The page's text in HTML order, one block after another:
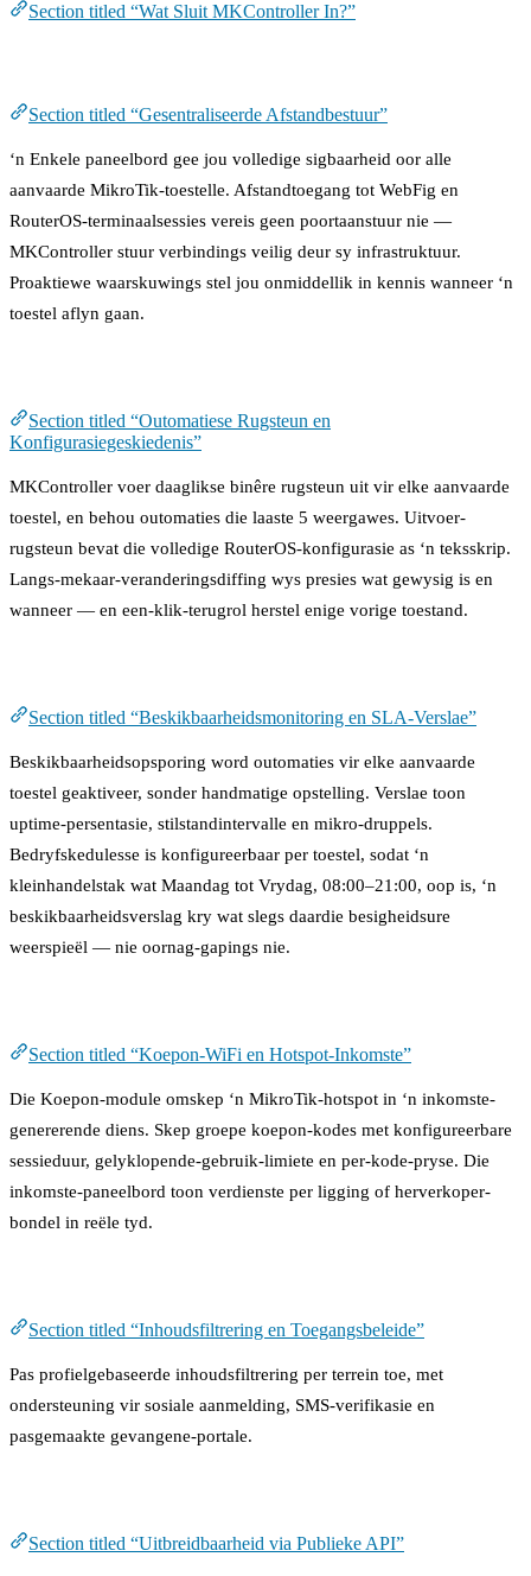
Section titled “Wat Sluit MKController In?”
Section titled “Gesentraliseerde Afstandbestuur”
‘n Enkele paneelbord gee jou volledige sigbaarheid oor alle
aanvaarde MikroTik-toestelle. Afstandtoegang tot WebFig en
RouterOS-terminaalsessies vereis geen poortaanstuur nie —
MKController stuur verbindings veilig deur sy infrastruktuur.
Proaktiewe waarskuwings stel jou onmiddellik in kennis wanneer ‘n
toestel aflyn gaan.
Section titled “Outomatiese Rugsteun en
Konfigurasiegeskiedenis”
MKController voer daaglikse binêre rugsteun uit vir elke aanvaarde
toestel, en behou outomaties die laaste 5 weergawes. Uitvoer-
rugsteun bevat die volledige RouterOS-konfigurasie as ‘n teksskrip.
Langs-mekaar-veranderingsdiffing wys presies wat gewysig is en
wanneer — en een-klik-terugrol herstel enige vorige toestand.
Section titled “Beskikbaarheidsmonitoring en SLA-Verslae”
Beskikbaarheidsopsporing word outomaties vir elke aanvaarde
toestel geaktiveer, sonder handmatige opstelling. Verslae toon
uptime-persentasie, stilstandintervalle en mikro-druppels.
Bedryfskedulesse is konfigureerbaar per toestel, sodat ‘n
kleinhandelstak wat Maandag tot Vrydag, 08:00–21:00, oop is, ‘n
beskikbaarheidsverslag kry wat slegs daardie besigheidsure
weerspieël — nie oornag-gapings nie.
Section titled “Koepon-WiFi en Hotspot-Inkomste”
Die Koepon-module omskep ‘n MikroTik-hotspot in ‘n inkomste-
genererende diens. Skep groepe koepon-kodes met konfigureerbare
sessieduur, gelyklopende-gebruik-limiete en per-kode-pryse. Die
inkomste-paneelbord toon verdienste per ligging of herverkoper-
bondel in reële tyd.
Section titled “Inhoudsfiltrering en Toegangsbeleide”
Pas profielgebaseerde inhoudsfiltrering per terrein toe, met
ondersteuning vir sosiale aanmelding, SMS-verifikasie en
pasgemaakte gevangene-portale.
Section titled “Uitbreidbaarheid via Publieke API”